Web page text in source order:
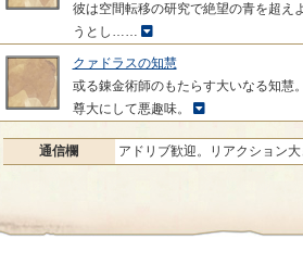
彼は空間転移の研究で絶望の青を超え
うとし……
クァドラスの知慧
或る錬金術師のもたらす大いなる知慧。
尊大にして悪趣味。
通信欄 アドリブ歓迎。リアクション